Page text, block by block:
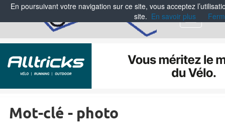
Menu
Mot-clé - photo
En poursuivant votre navigation sur ce site, vous acceptez
site. En savoir plus